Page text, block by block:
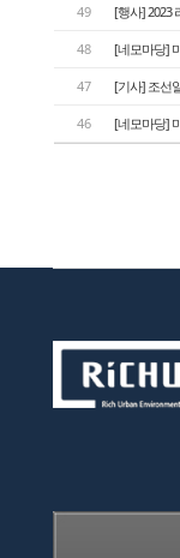
49 [행사] 2023
48 [네모마당]
47 [기사] 조선
46 [네모마당]